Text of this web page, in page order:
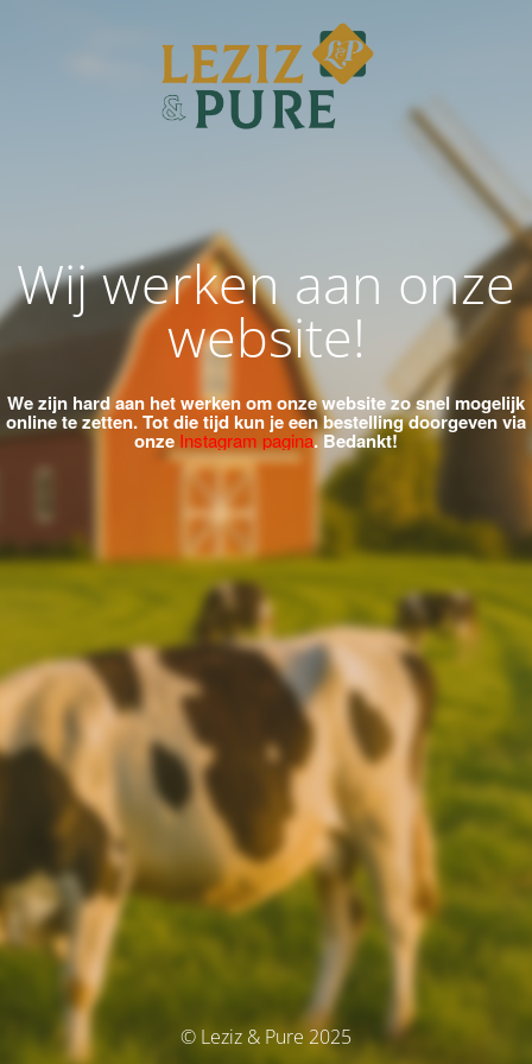
Wij werken aan onze
website!
We zijn hard aan het werken om onze website zo snel mogelijk
online te zetten.Tot die tijd kun je een bestelling doorgeven via
onze Instagram pagina. Bedankt!
© Leziz & Pure 2025